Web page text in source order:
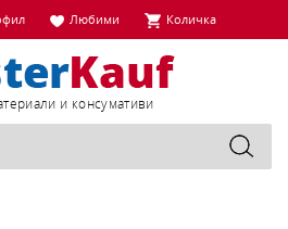
Любими Количка
и консумативи